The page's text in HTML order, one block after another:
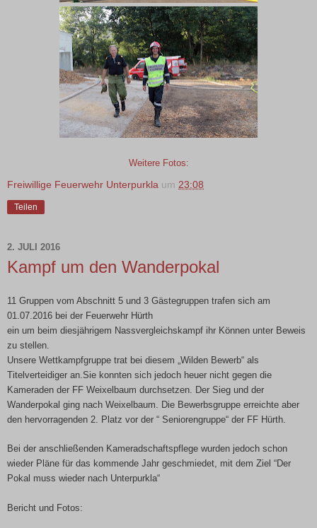
Weitere Fotos:
Freiwillige Feuerwehr Unterpurkla um 23:08
Teilen
2. JULI 2016
Kampf um den Wanderpokal
11 Gruppen vom Abschnitt 5 und 3 Gästegruppen trafen sich am
01.07.2016 bei der Feuerwehr Hürth
ein um beim diesjährigem Nassvergleichskampf ihr Können unter Beweis
zu stellen.
Unsere Wettkampfgruppe trat bei diesem „Wilden Bewerb“ als
Titelverteidiger an.Sie konnten sich jedoch heuer nicht gegen die
Kameraden der FF Weixelbaum durchsetzen. Der Sieg und der
Wanderpokal ging nach Weixelbaum. Die Bewerbsgruppe erreichte aber
den hervorragenden 2. Platz vor der “ Seniorengruppe“ der FF Hürth.
Bei der anschließenden Kameradschaftspflege wurden jedoch schon
wieder Pläne für das kommende Jahr geschmiedet, mit dem Ziel “Der
Pokal muss wieder nach Unterpurkla“
Bericht und Fotos: